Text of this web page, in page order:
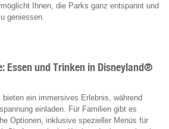
Ihnen, die Parks ganz entspannt und
geniessen.
Essen und Trinken in Disneyland®
ein immersives Erlebnis, während
einladen. Für Familien gibt es
Optionen, inklusive spezieller Menüs für